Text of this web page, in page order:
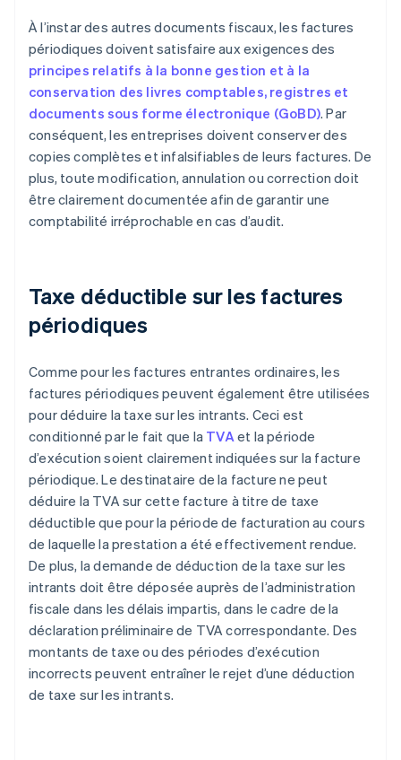
À l’instar des autres documents fiscaux, les factures
périodiques doivent satisfaire aux exigences des
principes relatifs à la bonne gestion et à la
conservation des livres comptables, registres et
documents sous forme électronique (GoBD). Par
conséquent, les entreprises doivent conserver des
copies complètes et infalsifiables de leurs factures. De
plus, toute modification, annulation ou correction doit
être clairement documentée afin de garantir une
comptabilité irréprochable en cas d’audit.
Taxe déductible sur les factures
périodiques
Comme pour les factures entrantes ordinaires, les
factures périodiques peuvent également être utilisées
pour déduire la taxe sur les intrants. Ceci est
conditionné par le fait que la TVAet la période
d’exécution soient clairement indiquées sur la facture
périodique. Le destinataire de la facture ne peut
déduire la TVA sur cette facture à titre de taxe
déductible que pour la période de facturation au cours
de laquelle la prestation a été effectivement rendue.
De plus, la demande de déduction de la taxe sur les
intrants doit être déposée auprès de l’administration
fiscale dans les délais impartis, dans le cadre de la
déclaration préliminaire de TVA correspondante. Des
montants de taxe ou des périodes d’exécution
incorrects peuvent entraîner le rejet d’une déduction
de taxe sur les intrants.